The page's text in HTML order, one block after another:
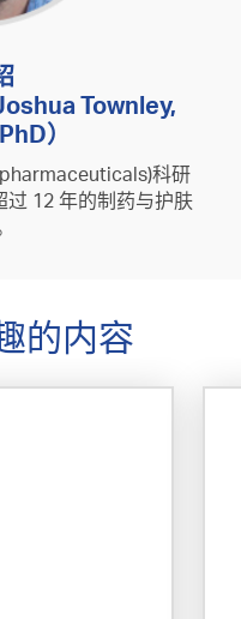
Townley,
）
科研
12 年的制药与护肤
的内容